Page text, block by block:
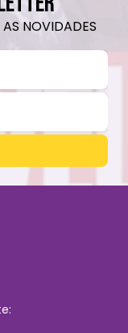
NOVIDADES